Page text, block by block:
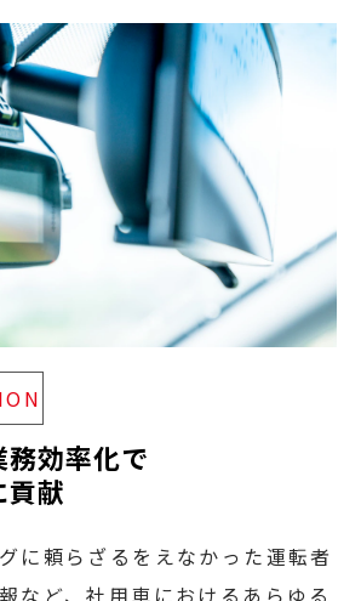
効率化で
献
に頼らざるをえなかった運転者
など、社用車におけるあらゆる